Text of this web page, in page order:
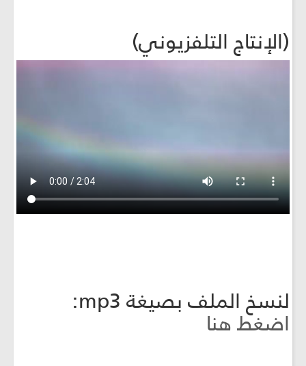
(الإنتاج التلفزيوني)
لنسخ الملف بصيغة mp3:
اضغط هنا